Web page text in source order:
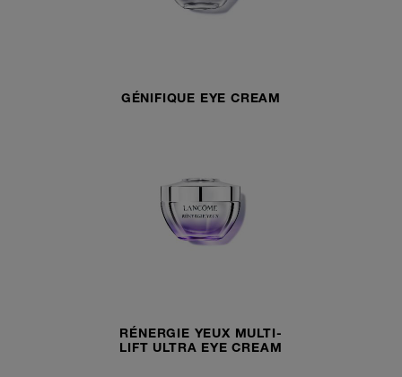
GÉNIFIQUE EYE CREAM
RÉNERGIE YEUX MULTI-
LIFT ULTRA EYE CREAM